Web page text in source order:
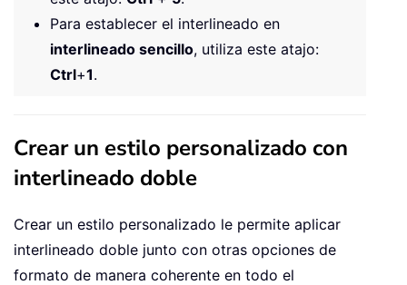
Para establecer el interlineado en
interlineado sencillo, utiliza este atajo:
Ctrl+1.
Crear un estilo personalizado con
interlineado doble
Crear un estilo personalizado le permite aplicar
interlineado doble junto con otras opciones de
formato de manera coherente en todo el